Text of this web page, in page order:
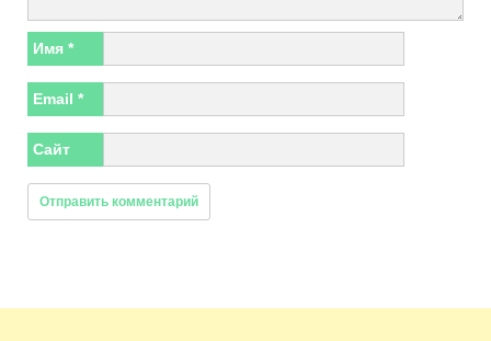
Имя *
Email *
Сайт